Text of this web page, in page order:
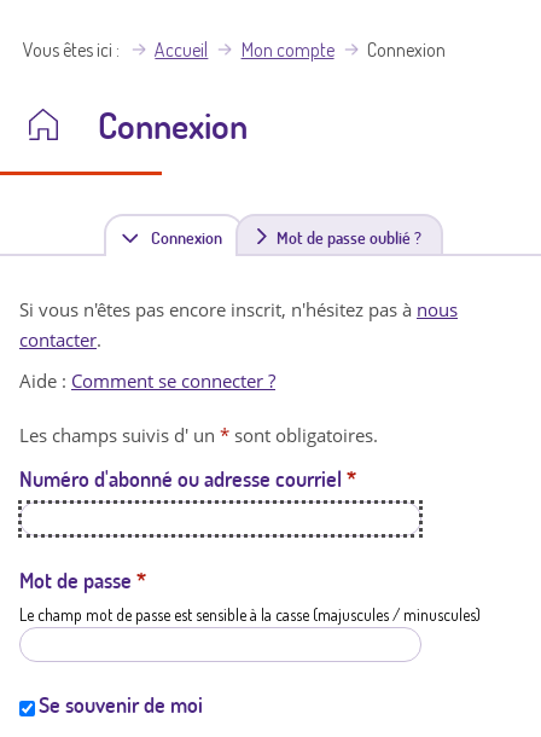
Vous êtes ici Accueil Mon compte Connexion
Connexion
Connexion(
n
t
a
t
i
Mot de passe oublié ?
Si vous n'êtes pas encore inscrit, n'hésitez pas à nous
contacter.
Aide : Comment se connecter ?
Les champs suivis d' un * sont obligatoires.
Numéro d'abonné ou adresse courriel *
Mot de passe *
Le champ mot de passe est sensible à la casse (majuscules / minuscules)
Se souvenir de moi